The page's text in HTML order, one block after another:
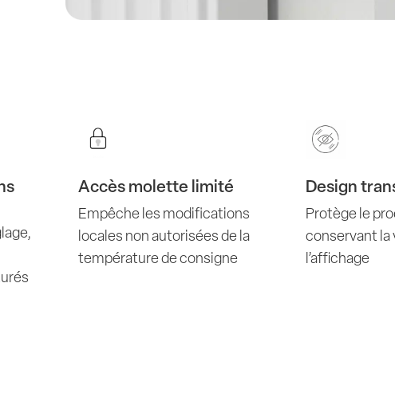
Accès molette limité
Empêche les modifications
locales non autorisées de la
température de consigne
Design
Protège le
conservant la
l’affichage